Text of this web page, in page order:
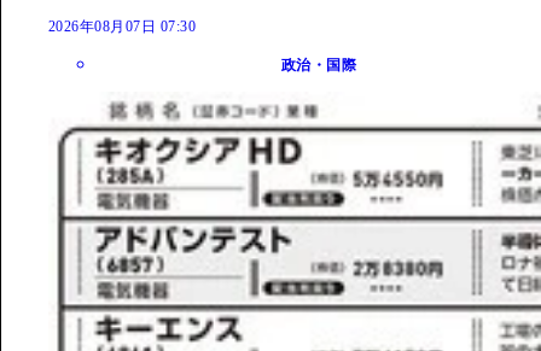
2026年08月07日 07:30
政治・国際